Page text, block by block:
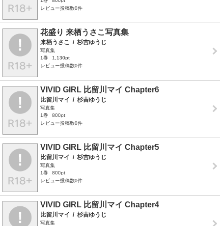
レビュー投稿数0件
花盛り 来栖うさこ写真集
来栖うさこ / 杉吉ゆうじ
写真集
1巻
1,130pt
レビュー投稿数0件
VIVID GIRL 比留川マイ Chapter6
比留川マイ / 杉吉ゆうじ
写真集
1巻
800pt
レビュー投稿数0件
VIVID GIRL 比留川マイ Chapter5
比留川マイ / 杉吉ゆうじ
写真集
1巻
800pt
レビュー投稿数0件
VIVID GIRL 比留川マイ Chapter4
比留川マイ / 杉吉ゆうじ
写真集